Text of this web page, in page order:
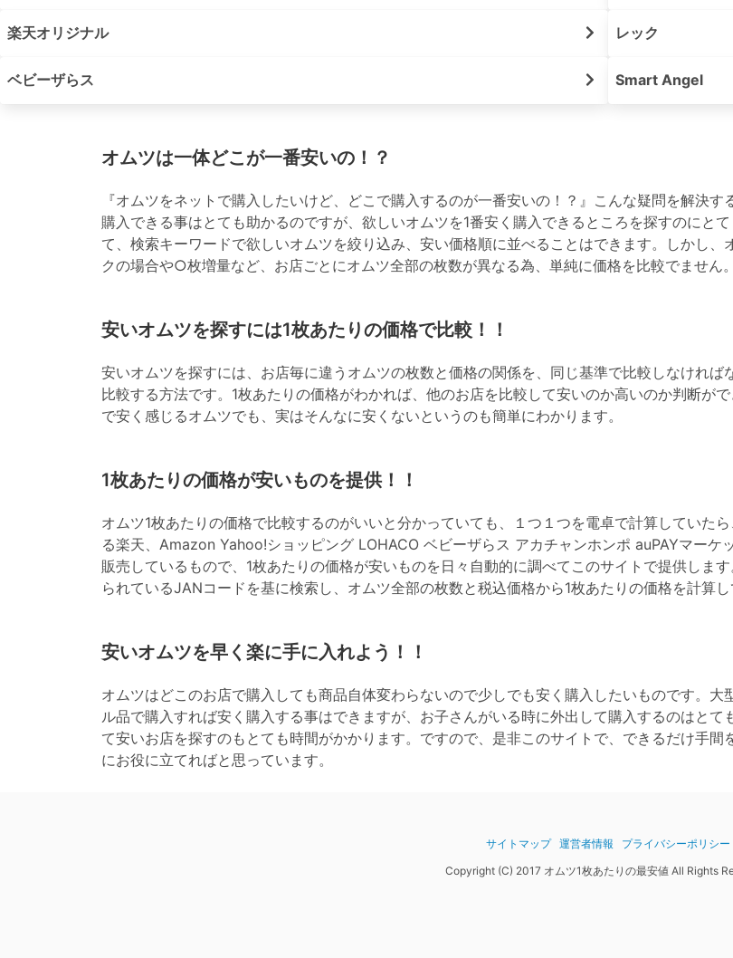
楽天オリジナル レック
ベビーザらス Smart Angel
オムツは一体どこが一番安いの！？
『オムツをネットで購入したいけど、どこで購入するのが一番安いの！？』こんな疑問を解決
購入できる事はとても助かるのですが、欲しいオムツを1番安く購入できるところを探すのにと
て、検索キーワードで欲しいオムツを絞り込み、安い価格順に並べることはできます。しかし
クの場合や○枚増量など、お店ごとにオムツ全部の枚数が異なる為、単純に価格を比較でません。
安いオムツを探すには1枚あたりの価格で比較！！
安いオムツを探すには、お店毎に違うオムツの枚数と価格の関係を、同じ基準で比較しなけれ
比較する方法です。1枚あたりの価格がわかれば、他のお店を比較して安いのか高いのか判断が
で安く感じるオムツでも、実はそんなに安くないというのも簡単にわかります。
1枚あたりの価格が安いものを提供！！
オムツ1枚あたりの価格で比較するのがいいと分かっていても、１つ１つを電卓で計算していた
る楽天、Amazon Yahoo!ショッピング LOHACO ベビーザらス アカチャンホンポ auPAYマー
販売しているもので、1枚あたりの価格が安いものを日々自動的に調べてこのサイトで提供しま
られているJANコードを基に検索し、オムツ全部の枚数と税込価格から1枚あたりの価格を計算し
安いオムツを早く楽に手に入れよう！！
オムツはどこのお店で購入しても商品自体変わらないので少しでも安く購入したいものです。
ル品で購入すれば安く購入する事はできますが、お子さんがいる時に外出して購入するのはと
て安いお店を探すのもとても時間がかかります。ですので、是非このサイトで、できるだけ手
にお役に立てればと思っています。
サイトマップ 運営者情報
プライバシーポリシー
Copyright (C) 2017 オムツ1枚あたりの最安値 All Rights